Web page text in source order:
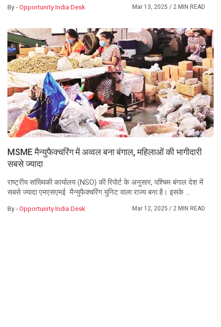
By -Opportunity India Desk Mar 13, 2025/ 2 MIN READ
MSME मैन्युफैक्चरिंग में अव्वल बना बंगाल, महिलाओं की भागीदारी
सबसे ज्यादा
राष्ट्रीय सांख्यिकी कार्यालय (NSO) की रिपोर्ट के अनुसार, पश्चिम बंगाल देश में
सबसे ज्यादा एमएसएमई मैन्युफैक्चरिंग युनिट वाला राज्य बना है। इसके ...
By -Opportunity India Desk Mar 12, 2025/ 2 MIN READ